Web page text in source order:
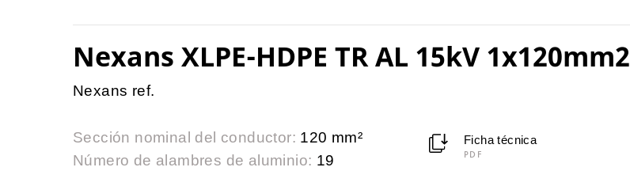
Nexans XLPE-HDPE TR AL 15kV 1x120mm2
Nexans ref.
Sección nominal del conductor: 120 mm²
Número de alambres de aluminio: 19
Ficha técnica
PDF